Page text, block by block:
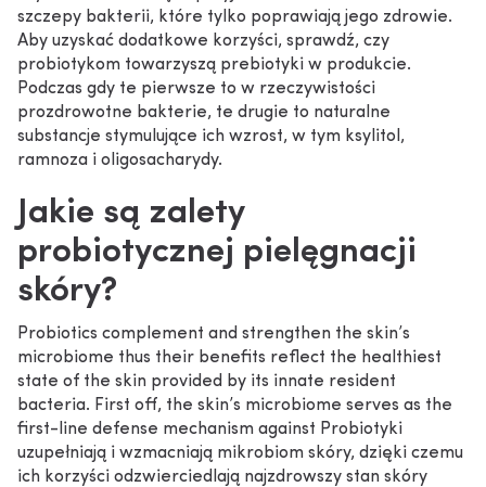
szczepy bakterii, które tylko poprawiają jego zdrowie.
Aby uzyskać dodatkowe korzyści, sprawdź, czy
probiotykom towarzyszą prebiotyki w produkcie.
Podczas gdy te pierwsze to w rzeczywistości
prozdrowotne bakterie, te drugie to naturalne
substancje stymulujące ich wzrost, w tym ksylitol,
ramnoza i oligosacharydy.
Jakie są zalety
probiotycznej pielęgnacji
skóry?
Probiotics complement and strengthen the skin’s
microbiome thus their benefits reflect the healthiest
state of the skin provided by its innate resident
bacteria. First off, the skin’s microbiome serves as the
first-line defense mechanism against Probiotyki
uzupełniają i wzmacniają mikrobiom skóry, dzięki czemu
ich korzyści odzwierciedlają najzdrowszy stan skóry